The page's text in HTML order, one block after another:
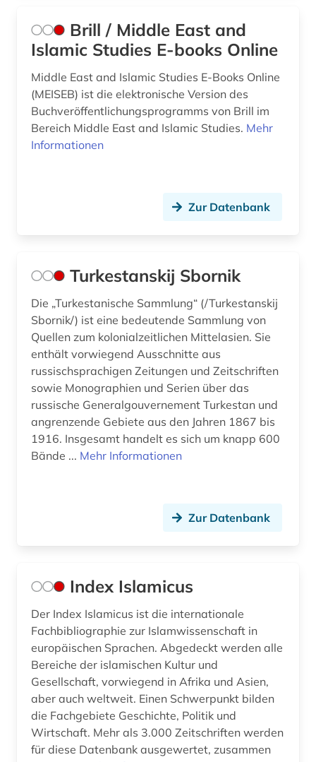
Brill / Middle East and
Islamic Studies E-books Online
Middle East and Islamic Studies E-Books Online
(MEISEB) ist die elektronische Version des
Buchveröffentlichungsprogramms von Brill im
Bereich Middle East and Islamic Studies. Mehr
Informationen
Zur Datenbank
Turkestanskij Sbornik
Die „Turkestanische Sammlung“ (/Turkestanskij
Sbornik/) ist eine bedeutende Sammlung von
Quellen zum kolonialzeitlichen Mittelasien. Sie
enthält vorwiegend Ausschnitte aus
russischsprachigen Zeitungen und Zeitschriften
sowie Monographien und Serien über das
russische Generalgouvernement Turkestan und
angrenzende Gebiete aus den Jahren 1867 bis
1916. Insgesamt handelt es sich um knapp 600
Bände ... Mehr Informationen
Zur Datenbank
Index Islamicus
Der Index Islamicus ist die internationale
Fachbibliographie zur Islamwissenschaft in
europäischen Sprachen. Abgedeckt werden alle
Bereiche der islamischen Kultur und
Gesellschaft, vorwiegend in Afrika und Asien,
aber auch weltweit. Einen Schwerpunkt bilden
die Fachgebiete Geschichte, Politik und
Wirtschaft. Mehr als 3.000 Zeitschriften werden
für diese Datenbank ausgewertet, zusammen